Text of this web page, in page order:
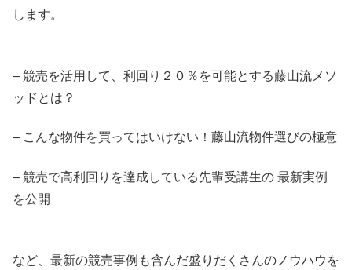
します。
– 競売を活用して、利回り２０％を可能とする藤山流メソ
ッドとは？
– こんな物件を買ってはいけない！藤山流物件選びの極意
– 競売で高利回りを達成している先輩受講生の 最新実例
を公開
など、最新の競売事例も含んだ盛りだくさんのノウハウを